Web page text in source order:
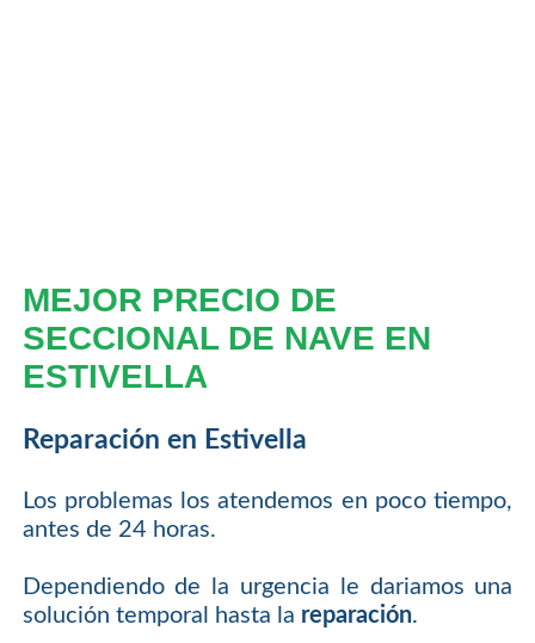
MEJOR PRECIO DE
SECCIONAL DE NAVE EN
ESTIVELLA
Reparación en Estivella
Los problemas los atendemos en poco tiempo,
antes de 24 horas.
Dependiendo de la urgencia le dariamos una
solución temporal hasta la reparación.